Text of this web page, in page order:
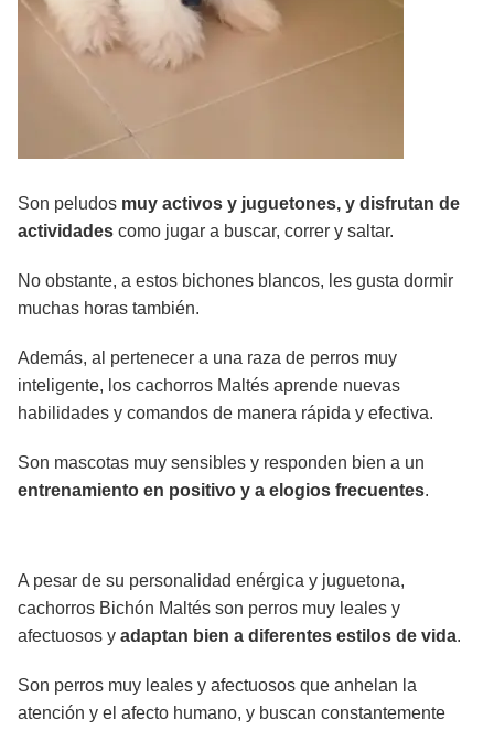
Son peludos muy activos y juguetones, y disfrutan de
actividades como jugar a buscar, correr y saltar.
No obstante, a estos bichones blancos, les gusta dormir
muchas horas también.
Además, al pertenecer a una raza de perros muy
inteligente, los cachorros Maltés aprende nuevas
habilidades y comandos de manera rápida y efectiva.
Son mascotas muy sensibles y responden bien a un
entrenamiento en positivo y a elogios frecuentes.
A pesar de su personalidad enérgica y juguetona,
cachorros Bichón Maltés son perros muy leales y
afectuosos y adaptan bien a diferentes estilos de vida.
Son perros muy leales y afectuosos que anhelan la
atención y el afecto humano, y buscan constantemente